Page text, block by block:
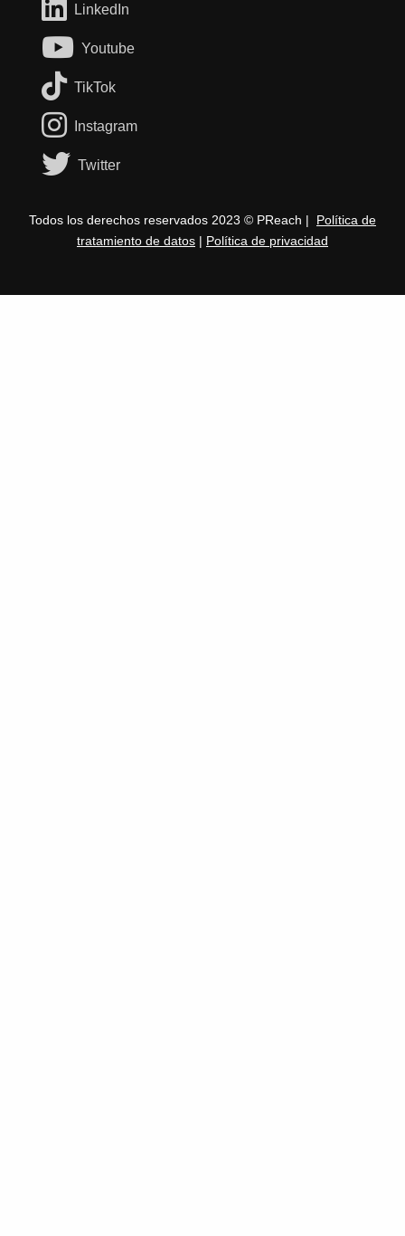
LinkedIn
Youtube
TikTok
Instagram
Twitter
Todos los derechos reservados 2023 © PReach | Política de
tratamiento de datos | Política de privacidad